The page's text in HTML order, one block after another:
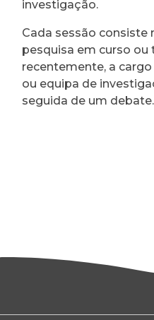
investigação.
Cada sessão consiste
pesquisa em curso ou
recentemente, a
ou equipa de
seguida de um debate.